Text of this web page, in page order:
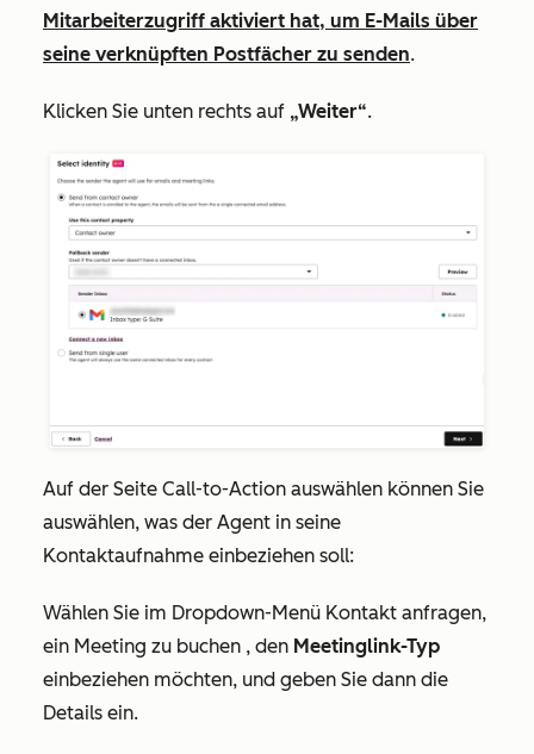
Mitarbeiterzugriff aktiviert hat, um E-Mails über
seine verknüpften Postfächer zu senden.
Klicken Sie unten rechts auf „Weiter“.
Auf der Seite Call-to-Action auswählen können Sie
auswählen, was der Agent in seine
Kontaktaufnahme einbeziehen soll:
Wählen Sie im Dropdown-Menü Kontakt anfragen,
ein Meeting zu buchen , den Meetinglink-Typ
einbeziehen möchten, und geben Sie dann die
Details ein.